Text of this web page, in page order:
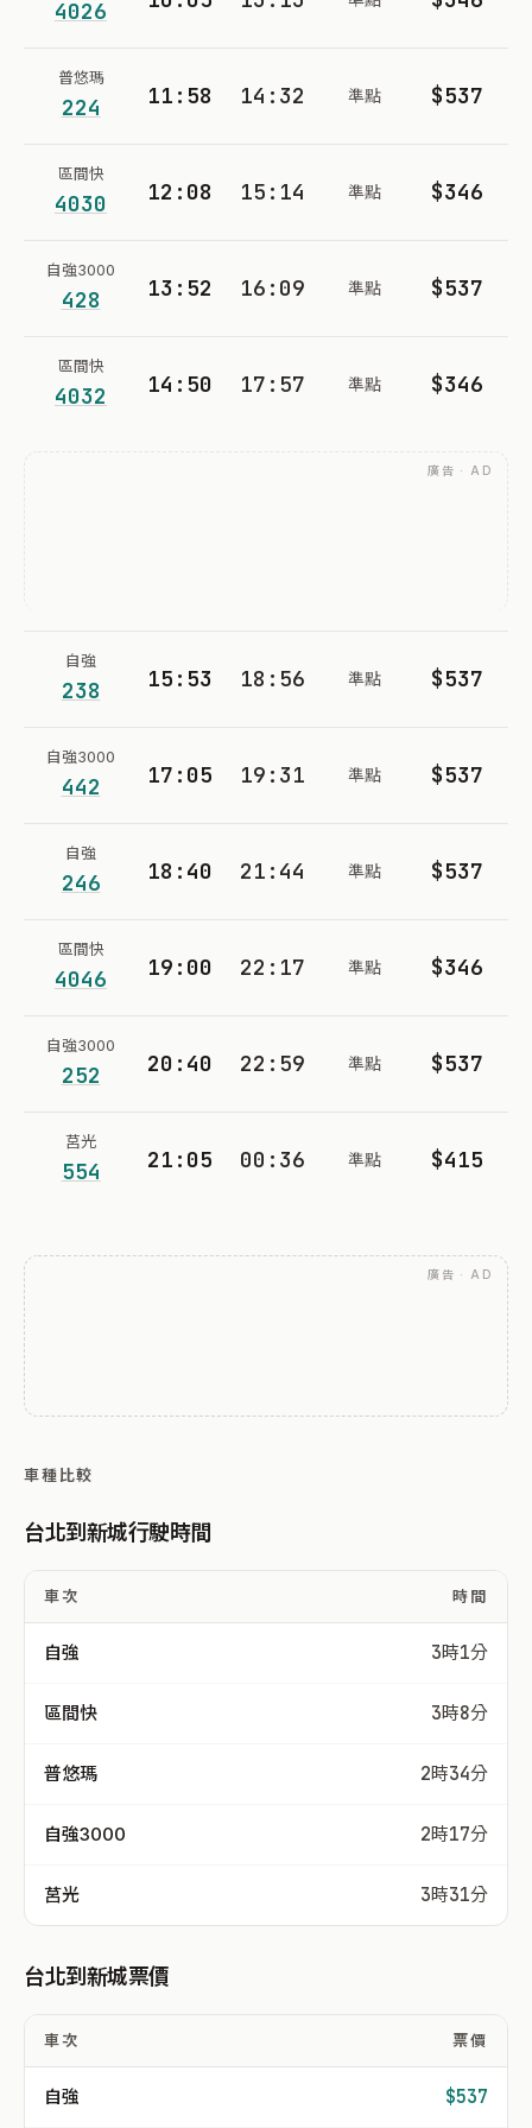
4026
普悠瑪
224 11:58 14:32 準點 $537
區間快
4030 12:08 15:14 準點 $346
自強3000
428 13:52 16:09 準點 $537
區間快
4032 14:50 17:57 準點 $346
廣告 · AD
自強
238 15:53 18:56 準點 $537
自強3000
442 17:05 19:31 準點 $537
自強
246 18:40 21:44 準點 $537
區間快
4046 19:00 22:17 準點 $346
自強3000
252 20:40 22:59 準點 $537
莒光
554 21:05 00:36 準點 $415
廣告 · AD
車種比較
台北到新城行駛時間
車次 時間
自強 3時1分
區間快 3時8分
普悠瑪 2時34分
自強3000 2時17分
莒光 3時31分
台北到新城票價
車次 票價
自強 $537